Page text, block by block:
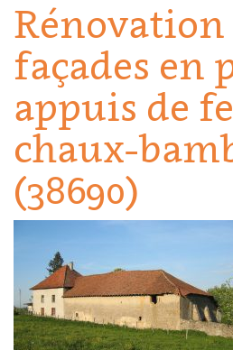
Rénovation
façades en
appuis de
chaux-
(38690)